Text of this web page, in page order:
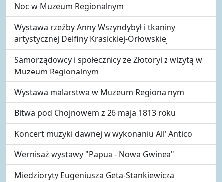
Noc w Muzeum Regionalnym
Wystawa rzeźby Anny Wszyndybył i tkaniny
artystycznej Delfiny Krasickiej-Orłowskiej
Samorządowcy i społecznicy ze Złotoryi z wizytą w
Muzeum Regionalnym
Wystawa malarstwa w Muzeum Regionalnym
Bitwa pod Chojnowem z 26 maja 1813 roku
Koncert muzyki dawnej w wykonaniu All' Antico
Wernisaż wystawy "Papua - Nowa Gwinea"
Miedzioryty Eugeniusza Geta-Stankiewicza